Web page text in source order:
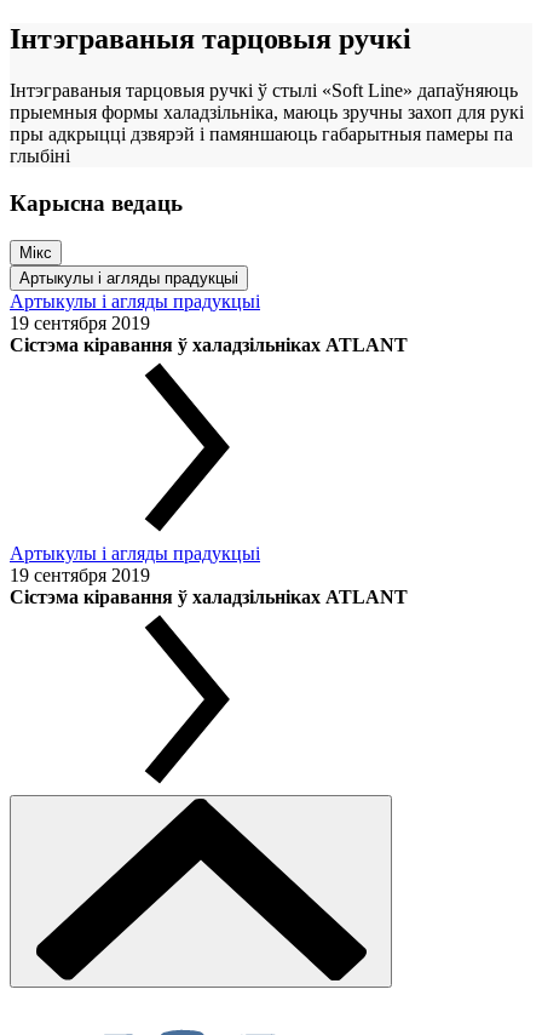
Інтэграваныя тарцовыя ручкі
Інтэграваныя тарцовыя ручкі ў стылі «Soft Line» дапаўняюць
прыемныя формы халадзільніка, маюць зручны захоп для рукі
пры адкрыцці дзвярэй і памяншаюць габарытныя памеры па
глыбіні
Карысна ведаць
Мікс
Артыкулы і агляды прадукцыі
Артыкулы і агляды прадукцыі
19 сентября 2019
Сістэма кіравання ў халадзільніках ATLANT
Артыкулы і агляды прадукцыі
19 сентября 2019
Сістэма кіравання ў халадзільніках ATLANT